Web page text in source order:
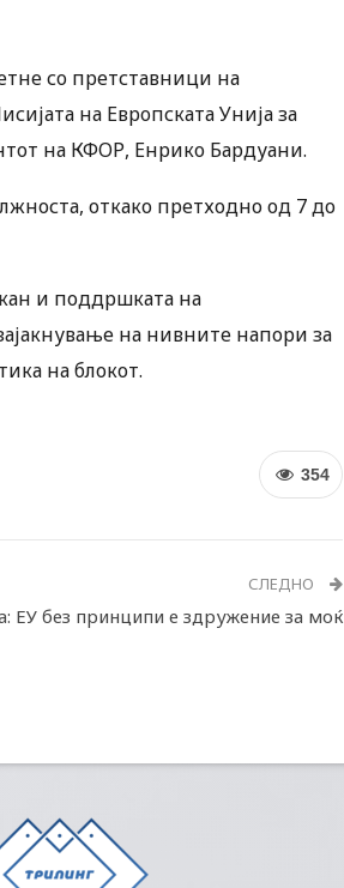
со претставници на
на Европската Унија за
на КФОР, Енрико Бардуани.
откако претходно од 7 до
и поддршката на
на нивните напори за
на блокот.
354
СЛЕДНО
ЕУ без принципи е здружение за моќ